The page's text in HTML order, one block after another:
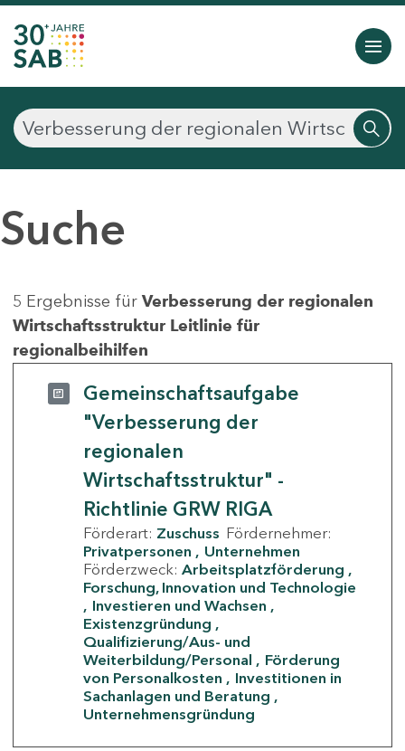
Suche
5 Ergebnisse für Verbesserung der regionalen
Wirtschaftsstruktur Leitlinie für
regionalbeihilfen
Gemeinschaftsaufgabe
"Verbesserung der
regionalen
Wirtschaftsstruktur" -
Richtlinie GRW RIGA
Förderart: Zuschuss Fördernehmer:
Privatpersonen
Unternehmen
Förderzweck: Arbeitsplatzförderung
Forschung, Innovation und Technologie
Investieren und Wachsen
Existenzgründung
Qualifizierung/Aus- und
Weiterbildung/Personal
Förderung
von Personalkosten
Investitionen in
Sachanlagen und Beratung
Unternehmensgründung